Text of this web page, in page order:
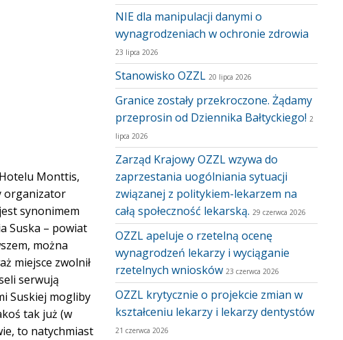
Monttis,
organizator
synonimem
Suska – powiat
można
miejsce zwolnił
serwują
Suskiej mogliby
tak już (w
to natychmiast
NIE dla manipulacji danymi o
wynagrodzeniach w ochronie zdrowia
23 lipca 2026
Stanowisko OZZL 20 lipca 2026
Granice zostały przekroczone. Żądamy
przeprosin od Dziennika Bałtyckiego! 2
lipca 2026
Zarząd Krajowy OZZL wzywa do
zaprzestania uogólniania sytuacji
związanej z politykiem-lekarzem na
całą społeczność lekarską. 29 czerwca 2026
OZZL apeluje o rzetelną ocenę
wynagrodzeń lekarzy i wyciąganie
rzetelnych wniosków 23 czerwca 2026
OZZL krytycznie o projekcie zmian w
kształceniu lekarzy i lekarzy dentystów
21 czerwca 2026